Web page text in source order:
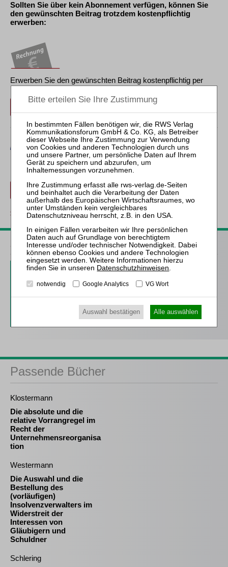
Sollten Sie über kein Abonnement verfügen, können Sie
den gewünschten Beitrag trotzdem kostenpflichtig
erwerben:
Erwerben Sie den gewünschten Beitrag kostenpflichtig per
Rechnung.
Erwerben Sie den gewünschten Beitrag kostenpflichtig mit
PayPal.
Beitrag für 21,90 € inkl. 7 % MwSt. kaufen
zurück
ZfIR – Zeitschrift für Immobilienrecht
3 Ausgaben als kostenfreies Probe-Abo
inkl. 14 Tage kostenfreie ZfIR-
Probe-Abo bestellen
Passende Bücher
Klostermann
Die absolute und die
relative Vorrangregel im
Recht der
Unternehmensreorganisa
tion
Westermann
Die Auswahl und die
Bestellung des
(vorläufigen)
Insolvenzverwalters im
Widerstreit der
Interessen von
Gläubigern und
Schuldner
Schlering
Datenschutzhinweisen.
notwendig Google Analytics VG Wort
Auswahl bestätigen Alle auswählen